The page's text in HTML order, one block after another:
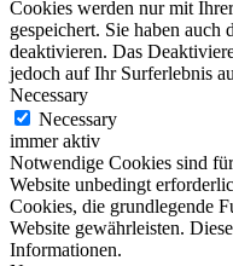
Cookies werden nur mit
gespeichert. Sie haben
deaktivieren. Das
jedoch auf Ihr Surferlebnis
Necessary
Necessary
immer aktiv
Notwendige Cookies sind
Website unbedingt
Cookies, die grundlegende
Website gewährleisten.
Informationen.